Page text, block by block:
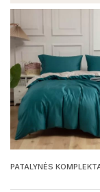
PATALYNĖS